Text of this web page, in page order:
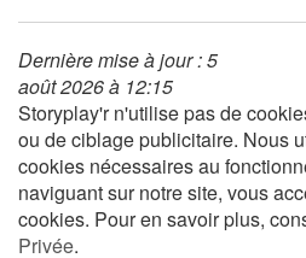
Dernière mise à jour : 5
août 2026 à 12:15
Storyplay'r n'utilise pas de
ou de ciblage publicitaire. Nous
cookies nécessaires au
naviguant sur notre site, vous
cookies. Pour en savoir plus,
Privée.